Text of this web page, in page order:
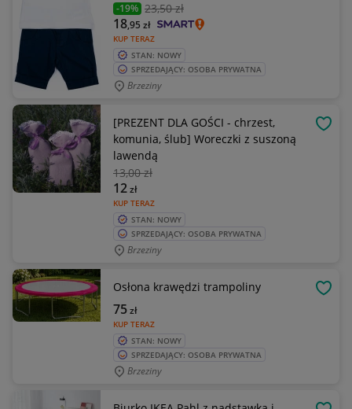
-19% 23,50 zł
KUP TERAZ
18,95 zł
STAN: NOWY
SPRZEDAJĄCY: OSOBA PRYWATNA
Brzeziny
[PREZENT DLA GOŚCI - chrzest,
komunia, ślub] Woreczki z suszoną
lawendą
13,00 zł
KUP TERAZ
12zł
STAN: NOWY
SPRZEDAJĄCY: OSOBA PRYWATNA
Brzeziny
Osłona krawędzi trampoliny
KUP TERAZ
75zł
STAN: NOWY
SPRZEDAJĄCY: OSOBA PRYWATNA
Brzeziny